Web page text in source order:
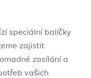
speciální balíčky
zajistit
zasílání a
vašich